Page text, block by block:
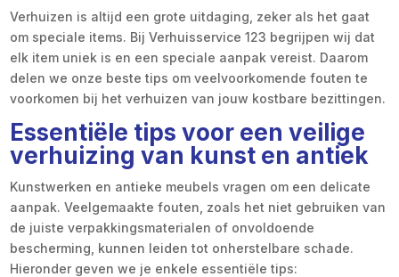
Verhuizen is altijd een grote uitdaging, zeker als het gaat
om speciale items. Bij Verhuisservice 123 begrijpen wij dat
elk item uniek is en een speciale aanpak vereist. Daarom
delen we onze beste tips om veelvoorkomende fouten te
voorkomen bij het verhuizen van jouw kostbare bezittingen.
Essentiële tips voor een veilige
verhuizing van kunst en antiek
Kunstwerken en antieke meubels vragen om een delicate
aanpak. Veelgemaakte fouten, zoals het niet gebruiken van
de juiste verpakkingsmaterialen of onvoldoende
bescherming, kunnen leiden tot onherstelbare schade.
Hieronder geven we je enkele essentiële tips: